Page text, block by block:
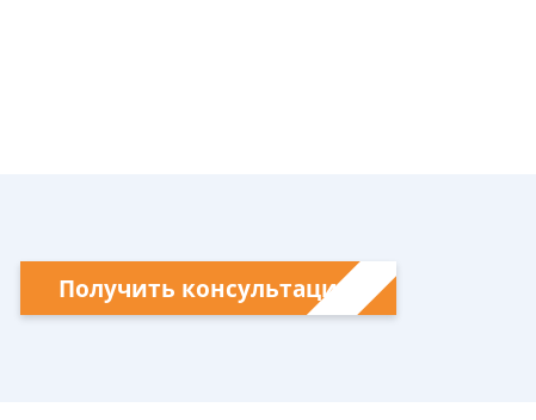
Получить консультацию